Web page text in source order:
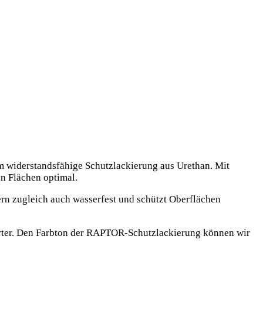
widerstandsfähige Schutzlackierung aus Urethan. Mit
Flächen optimal.
zugleich auch wasserfest und schützt Oberflächen
Den Farbton der RAPTOR-Schutzlackierung können wir